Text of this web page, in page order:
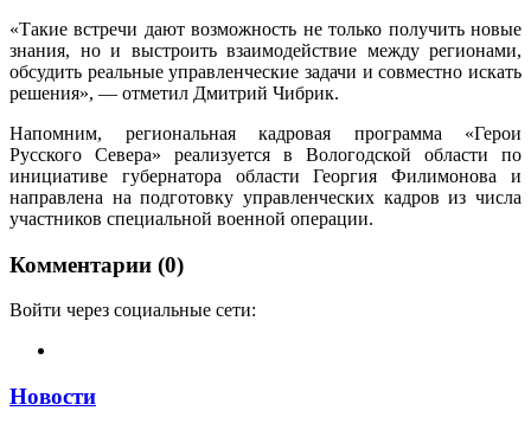
«Такие встречи дают возможность не только получить новые
знания, но и выстроить взаимодействие между регионами,
обсудить реальные управленческие задачи и совместно искать
решения», — отметил Дмитрий Чибрик.
Напомним, региональная кадровая программа «Герои
Русского Севера» реализуется в Вологодской области по
инициативе губернатора области Георгия Филимонова и
направлена на подготовку управленческих кадров из числа
участников специальной военной операции.
Комментарии (0)
Войти через социальные сети:
Новости